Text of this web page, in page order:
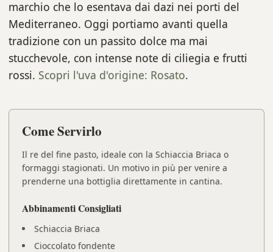
marchio che lo esentava dai dazi nei porti del
Mediterraneo. Oggi portiamo avanti quella
tradizione con un passito dolce ma mai
stucchevole, con intense note di ciliegia e frutti
rossi. Scopri l'uva d'origine: Rosato.
Come Servirlo
Il re del fine pasto, ideale con la Schiaccia Briaca o
formaggi stagionati. Un motivo in più per venire a
prenderne una bottiglia direttamente in cantina.
Abbinamenti Consigliati
Schiaccia Briaca
Cioccolato fondente